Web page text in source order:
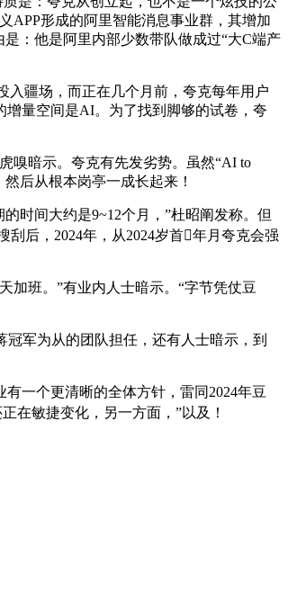
APP形成的阿里智能消息事业群，其增加
：他是阿里内部少数带队做成过“大C端产
疆场，而正在几个月前，夸克每年用户
增量空间是AI。为了找到脚够的试卷，夸
暗示。夸克有先发劣势。虽然“AI to
后从根本岗亭一成长起来！
时间大约是9~12个月，”杜昭阐发称。但
后，2024年，从2024岁首年月夸克会强
班。”有业内人士暗示。“字节凭仗豆
军为从的团队担任，还有人士暗示，到
一个更清晰的全体方针，雷同2024年豆
在敏捷变化，另一方面，”以及！